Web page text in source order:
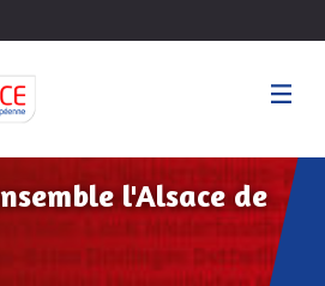
l'Alsace de